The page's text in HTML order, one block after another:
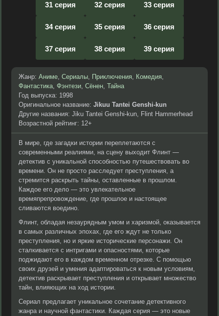
31 серия 32 серия 33 серия
34 серия 35 серия 36 серия
37 серия 38 серия 39 серия
Жанр: Аниме, Сериалы, Приключения, Комедия,
Фантастика, Фэнтези, Сёнен, Тайна
Год выпуска: 1998
Оригинальное название: Jikuu Tantei Genshi-kun
Другие названия: Jiku Tantei Genshi-kun, Flint Hammerhead
Возрастной рейтинг: 12+
В мире, где загадки истории переплетаются с
современными реалиями, на сцену выходит Флинт —
детектив с уникальной способностью путешествовать во
времени. Он не просто расследует преступления, а
стремится раскрыть тайны, оставленные в прошлом.
Каждое его дело — это увлекательное
времяпрепровождение, где прошлое и настоящее
сливаются воедино.
Флинт, обладая незаурядным умом и харизмой, оказывается
в самых различных эпохах, где его ждут не только
преступления, но и яркие исторические персонажи. Он
сталкивается с интригами и опасностями, которые
поджидают его в каждом временном отрезке. С помощью
своих друзей и умения адаптироваться к новым условиям,
детектив раскрывает преступления и открывает множество
тайн, влияющих на ход истории.
Сериал предлагает уникальное сочетание детективного
жанра и научной фантастики. Каждая серия — это новые